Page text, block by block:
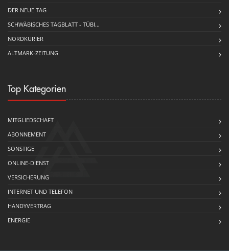
DER NEUE TAG
SCHWÄBISCHES TAGBLATT - TÜBI…
NORDKURIER
ALTMARK-ZEITUNG
Top Kategorien
MITGLIEDSCHAFT
ABONNEMENT
SONSTIGE
ONLINE-DIENST
VERSICHERUNG
INTERNET UND TELEFON
HANDYVERTRAG
ENERGIE